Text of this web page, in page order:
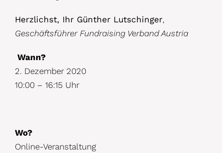
Herzlichst, Ihr Günther Lutschinger,
Geschäftsführer Fundraising Verband Austria
Wann?
2. Dezember 2020
10:00 – 16:15 Uhr
Wo?
Online-Veranstaltung